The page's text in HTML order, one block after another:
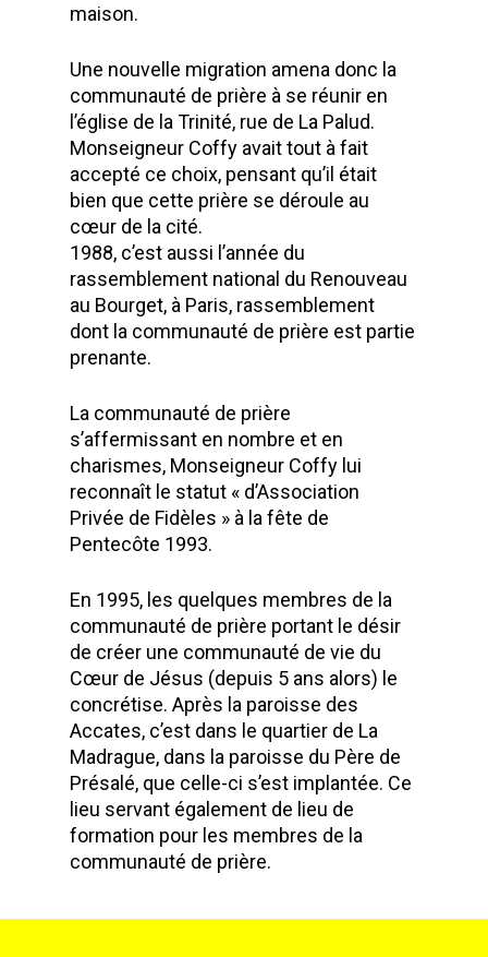
maison.
Une nouvelle migration amena donc la
communauté de prière à se réunir en
l’église de la Trinité, rue de La Palud.
Monseigneur Coffy avait tout à fait
accepté ce choix, pensant qu’il était
bien que cette prière se déroule au
cœur de la cité.
1988, c’est aussi l’année du
rassemblement national du Renouveau
au Bourget, à Paris, rassemblement
dont la communauté de prière est partie
prenante.
La communauté de prière
s’affermissant en nombre et en
charismes, Monseigneur Coffy lui
reconnaît le statut « d’Association
Privée de Fidèles » à la fête de
Pentecôte 1993.
En 1995, les quelques membres de la
communauté de prière portant le désir
de créer une communauté de vie du
Cœur de Jésus (depuis 5 ans alors) le
concrétise. Après la paroisse des
Accates, c’est dans le quartier de La
Madrague, dans la paroisse du Père de
Présalé, que celle-ci s’est implantée. Ce
lieu servant également de lieu de
formation pour les membres de la
communauté de prière.